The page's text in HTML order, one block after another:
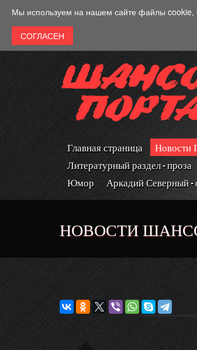
Мы используем на нашем сайте файлы cookie,
Главная страница Новости
Литературный раздел - проза
Юмор
Аркадий Северный -
НОВОСТИ